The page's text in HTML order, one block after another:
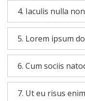
4. Iaculis nulla
5. Lorem ipsum
6. Cum sociis
7. Ut eu risus